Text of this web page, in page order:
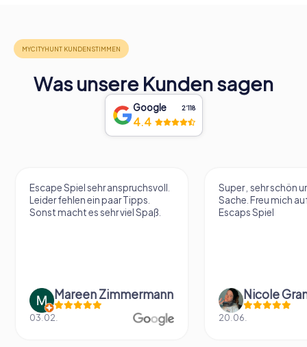
Was unsere Kunden sagen
Google 2‘118
4.4
Escape Spiel sehr anspruchsvoll.
Leider fehlen ein paar Tipps.
Sonst macht es sehr viel Spaß.
Mareen Zimmermann
03.02.
Super , sehr schön
Sache. Freu mich
Escaps Spiel
Nicole
20.06.